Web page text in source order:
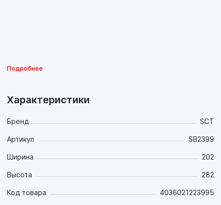
Подробнее
Характеристики
Бренд SCT
Артикул SB2399
Ширина 202
Высота 282
Код товара 4036021223995